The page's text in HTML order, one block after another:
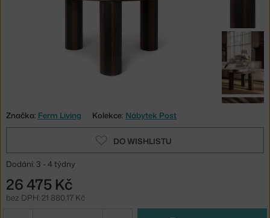
Značka: Ferm Living Kolekce: Nábytek Post
DO WISHLISTU
Dodání: 3 - 4 týdny
26 475 Kč
bez DPH: 21 880,17 Kč